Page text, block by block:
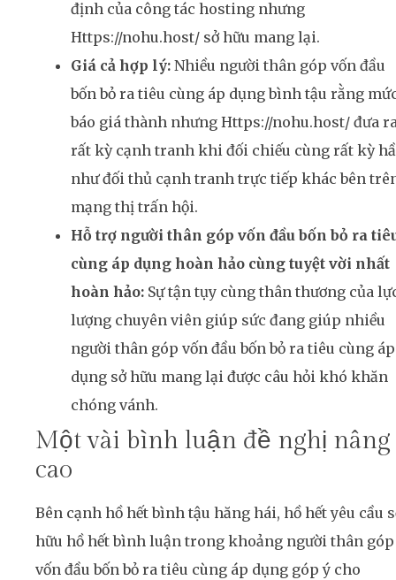
định của công tác hosting nhưng
Https://nohu.host/ sở hữu mang lại.
Giá cả hợp lý: Nhiều người thân góp vốn đầu
bốn bỏ ra tiêu cùng áp dụng bình tậu rằng
báo giá thành nhưng Https://nohu.host/ đưa
rất kỳ cạnh tranh khi đối chiếu cùng rất kỳ
như đối thủ cạnh tranh trực tiếp khác bên
mạng thị trấn hội.
Hỗ trợ người thân góp vốn đầu bốn bỏ ra
cùng áp dụng hoàn hảo cùng tuyệt vời nhất
hoàn hảo: Sự tận tụy cùng thân thương của
lượng chuyên viên giúp sức đang giúp nhiều
người thân góp vốn đầu bốn bỏ ra tiêu cùng áp
dụng sở hữu mang lại được câu hỏi khó khăn
chóng vánh.
Một vài bình luận đề nghị nâng
cao
Bên cạnh hồ hết bình tậu hăng hái, hồ hết yêu cầu
hữu hồ hết bình luận trong khoảng người thân góp
vốn đầu bốn bỏ ra tiêu cùng áp dụng góp ý cho